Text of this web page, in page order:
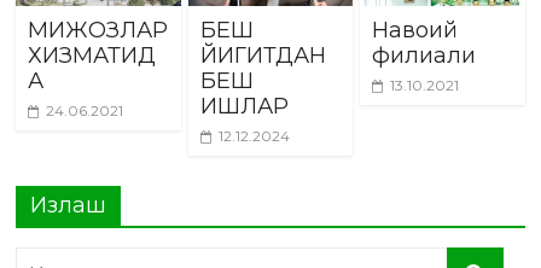
МИЖОЗЛАР
ХИЗМАТИД
А
24.06.2021
БЕШ
ЙИГИТДАН
БЕШ
ИШЛАР
12.12.2024
Навоий
филиали
13.10.2021
Излаш